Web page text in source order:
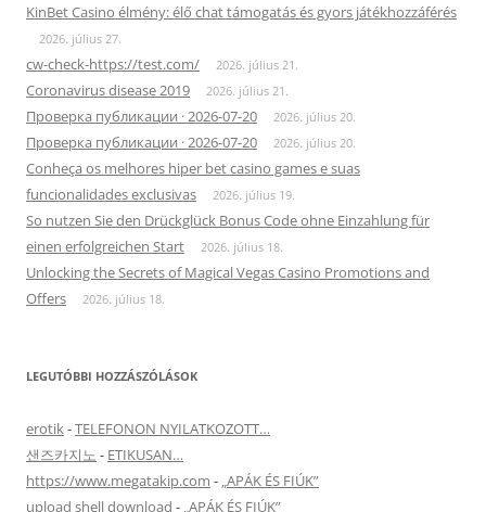
KinBet Casino élmény: élő chat támogatás és gyors játékhozzáférés
2026. július 27.
cw-check-https://test.com/ 2026. július 21.
Coronavirus disease 2019 2026. július 21.
Проверка публикации · 2026-07-20 2026. július 20.
Проверка публикации · 2026-07-20 2026. július 20.
Conheça os melhores hiper bet casino games e suas
funcionalidades exclusivas
2026. július 19.
So nutzen Sie den Drückglück Bonus Code ohne Einzahlung für
einen erfolgreichen Start
2026. július 18.
Unlocking the Secrets of Magical Vegas Casino Promotions and
Offers
2026. július 18.
LEGUTÓBBI HOZZÁSZÓLÁSOK
erotik-TELEFONON NYILATKOZOTT…
샌즈카지노 - ETIKUSAN…
https://www.megatakip.com - „APÁK ÉS FIÚK”
upload shell download - „APÁK ÉS FIÚK”